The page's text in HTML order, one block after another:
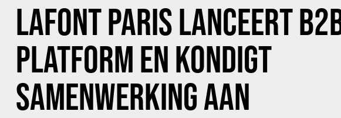
LAFONT PARIS LANCEERT
PLATFORM EN KONDIGT
SAMENWERKING AAN